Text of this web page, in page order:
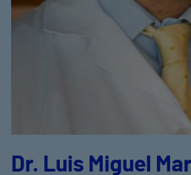
Dr. Luis Miguel